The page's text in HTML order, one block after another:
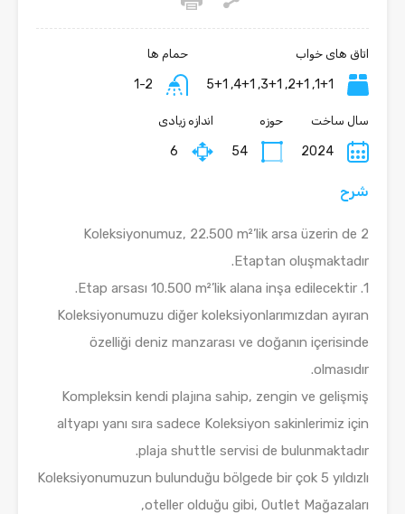
اتاق های خواب
1+1, 2+1, 3+1, 4+1, 5+1
حمام ها
1-2
سال ساخت
2024
حوزه
54
اندازه زیادی
6
شرح
Koleksiyonumuz, 22.500 m²’lik arsa üzerin de 2
Etaptan oluşmaktadır.
1. Etap arsası 10.500 m²’lik alana inşa edilecektir.
Koleksiyonumuzu diğer koleksiyonlarımızdan ayıran
özelliği deniz manzarası ve doğanın içerisinde
olmasıdır.
Kompleksin kendi plajına sahip, zengin ve gelişmiş
altyapı yanı sıra sadece Koleksiyon sakinlerimiz için
plaja shuttle servisi de bulunmaktadır.
Koleksiyonumuzun bulunduğu bölgede bir çok 5 yıldızlı
oteller olduğu gibi, Outlet Mağazaları,